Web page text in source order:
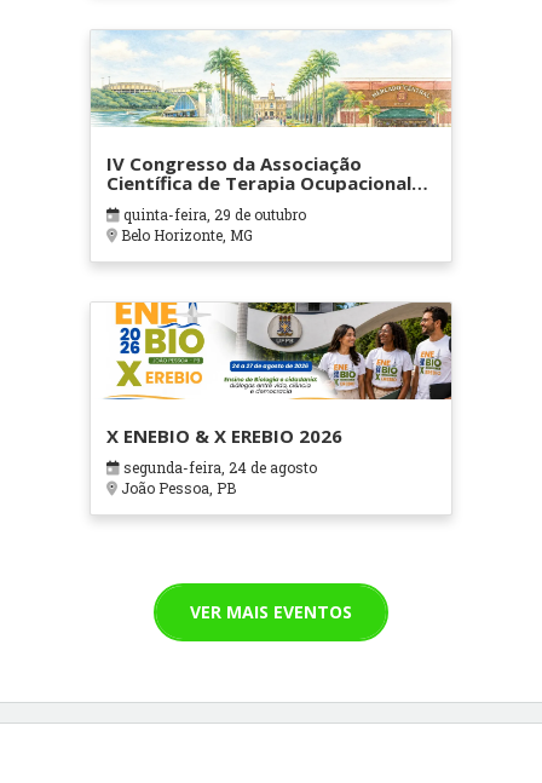
IV Congresso da Associação
Científica de Terapia Ocupacional
em Contextos Hospitalares e
Cuidados Paliativos - ATOHOSP
quinta-feira, 29 de outubro
Belo Horizonte, MG
X ENEBIO & X EREBIO 2026
segunda-feira, 24 de agosto
João Pessoa, PB
VER MAIS EVENTOS